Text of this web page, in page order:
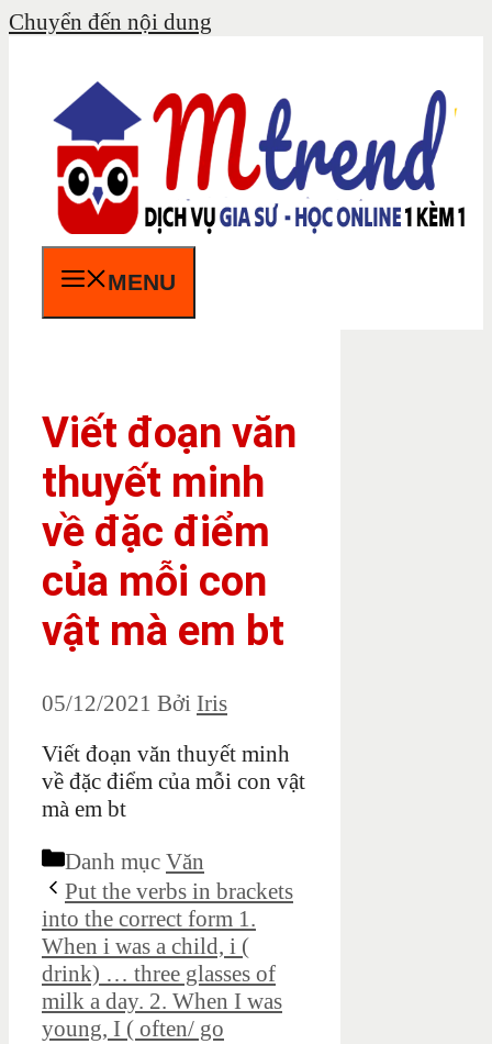
Chuyển đến nội dung
MENU
Viết đoạn văn
thuyết minh
về đặc điểm
của mỗi con
vật mà em bt
05/12/2021 Bởi Iris
Viết đoạn văn thuyết minh
về đặc điểm của mỗi con vật
mà em bt
Danh mục Văn
Put the verbs in brackets
into the correct form 1.
When i was a child, i (
drink) … three glasses of
milk a day. 2. When I was
young, I ( often/ go